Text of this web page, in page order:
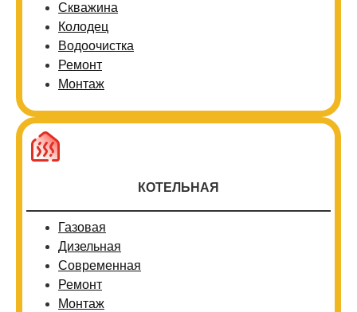
Скважина
Колодец
Водоочистка
Ремонт
Монтаж
КОТЕЛЬНАЯ
Газовая
Дизельная
Современная
Ремонт
Монтаж